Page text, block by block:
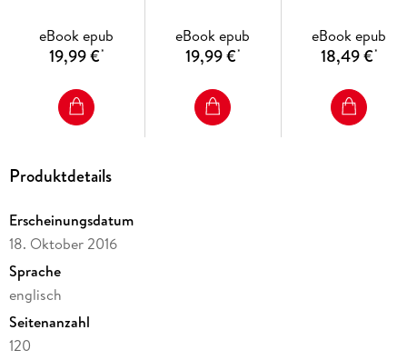
eBook epub
19,99 €*
eBook epub
19,99 €*
eBook epub
18,49 €*
Produktdetails
Erscheinungsdatum
18. Oktober 2016
Sprache
englisch
Seitenanzahl
120